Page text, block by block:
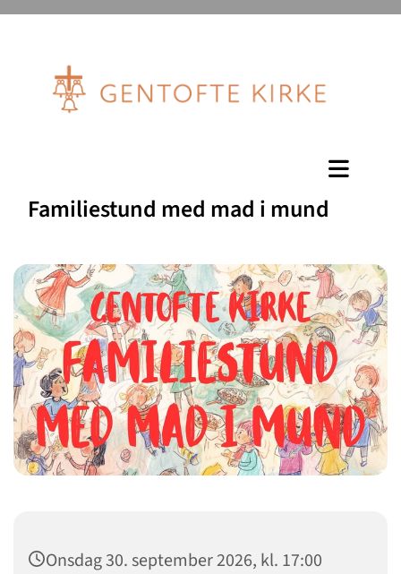
Familiestund med mad i mund
Onsdag 30. september 2026, kl. 17:00